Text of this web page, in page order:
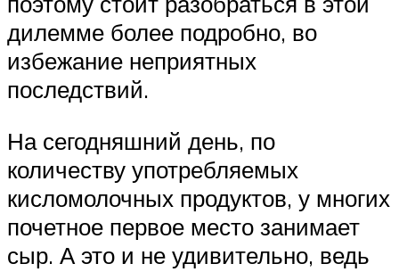
дилемме более подробно, во
избежание неприятных
последствий.
На сегодняшний день, по
количеству употребляемых
кисломолочных продуктов, у многих
почетное первое место занимает
сыр. А это и не удивительно, ведь